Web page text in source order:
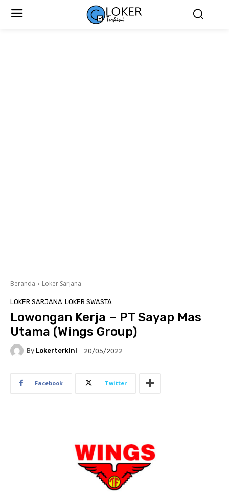
Beranda Loker Sarjana
LOKER SARJANA LOKER SWASTA
Lowongan Kerja – PT Sayap Mas
Utama (Wings Group)
By Lokerterkini 20/05/2022
Facebook Twitter